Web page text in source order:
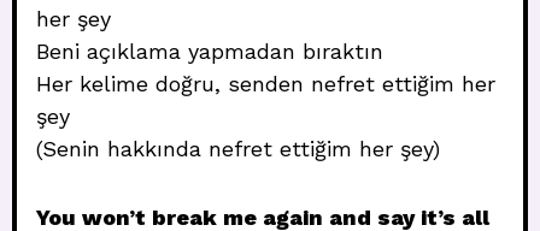
her şey
Beni açıklama yapmadan bıraktın
Her kelime doğru, senden nefret ettiğim her
şey
(Senin hakkında nefret ettiğim her şey)
You won’t break me again and say it’s all